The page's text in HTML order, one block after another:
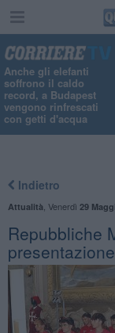
Anche gli elefanti
soffrono il caldo
record, a Budapest
vengono rinfrescati
con getti d'acqua
Indietro
Attualità Venerdì 29
Repubbliche
presentazione